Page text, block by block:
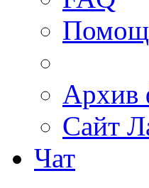
Архив
Сайт
Чат